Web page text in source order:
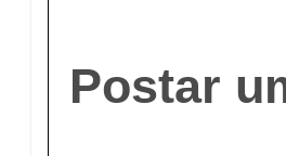
Postar